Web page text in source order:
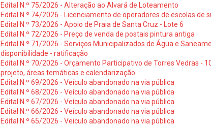
Edital N.º 75/2026 - Alteração ao Alvará de Loteamento
Edital N.º 74/2026 - Licenciamento de operadores de escolas de
Edital N.º 73/2026 - Apoio de Praia de Santa Cruz - Lote 6
Edital N.º 72/2026 - Preço de venda de postais pintura antiga
Edital N.º 71/2026 - Serviços Municipalizados de Água e
disponibilidade - ratificação
Edital N.º 70/2026 - Orçamento Participativo de Torres Vedras -
projeto, áreas temáticas e calendarização
Edital N.º 69/2026 - Veículo abandonado na via pública
Edital N.º 68/2026 - Veículo abandonado na via pública
Edital N.º 67/2026 - Veículo abandonado na via pública
Edital N.º 66/2026 - Veículo abandonado na via pública
Edital N.º 65/2026 - Veiculo abandonado na via pública